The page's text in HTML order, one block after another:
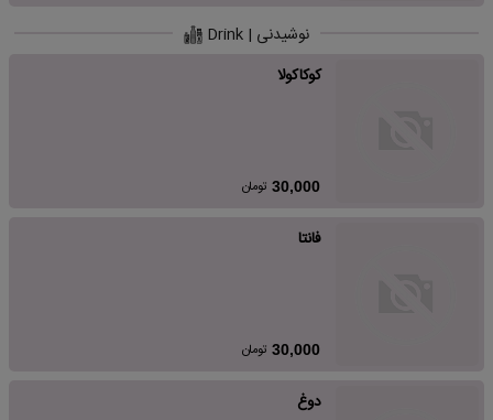
نوشیدنی | Drink
کوکاکولا
30,000 تومان
فانتا
30,000 تومان
دوغ